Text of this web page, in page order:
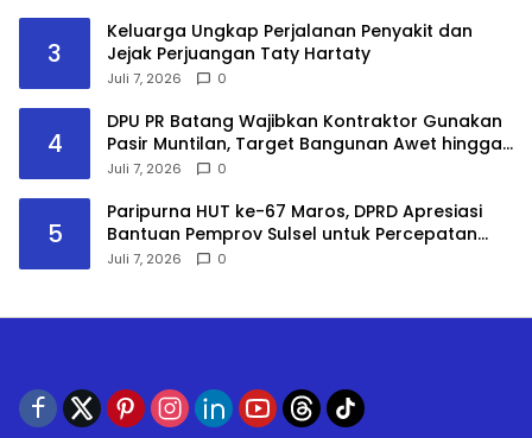
3
Keluarga Ungkap Perjalanan Penyakit dan
Jejak Perjuangan Taty Hartaty
Juli 7, 2026 0
4
DPU PR Batang Wajibkan Kontraktor Gunakan
Pasir Muntilan, Target Bangunan Awet hingga
15 Tahun
Juli 7, 2026 0
5
Paripurna HUT ke-67 Maros, DPRD Apresiasi
Bantuan Pemprov Sulsel untuk Percepatan
Pembangunan
Juli 7, 2026 0